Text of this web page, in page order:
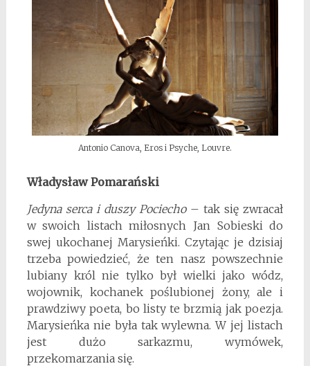
Antonio Canova, Eros i Psyche, Louvre.
Władysław Pomarański
Jedyna serca i duszy Pociecho– tak się zwracał
w swoich listach miłosnych Jan Sobieski do
swej ukochanej Marysieńki. Czytając je dzisiaj
trzeba powiedzieć, że ten nasz powszechnie
lubiany król nie tylko był wielki jako wódz,
wojownik, kochanek poślubionej żony, ale i
prawdziwy poeta, bo listy te brzmią jak poezja.
Marysieńka nie była tak wylewna. W jej listach
jest dużo sarkazmu, wymówek,
przekomarzania się.